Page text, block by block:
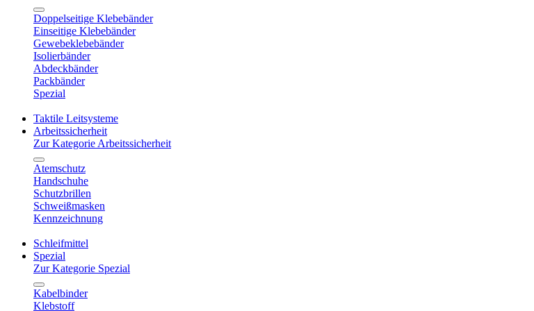
Doppelseitige Klebebänder
Einseitige Klebebänder
Gewebeklebebänder
Isolierbänder
Abdeckbänder
Packbänder
Spezial
Taktile Leitsysteme
Arbeitssicherheit
Zur Kategorie Arbeitssicherheit
Atemschutz
Handschuhe
Schutzbrillen
Schweißmasken
Kennzeichnung
Schleifmittel
Spezial
Zur Kategorie Spezial
Kabelbinder
Klebstoff